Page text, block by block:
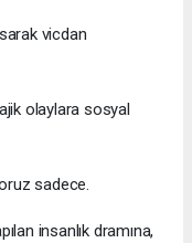
vicdan
olaylara sosyal
sadece.
insanlık dramına,